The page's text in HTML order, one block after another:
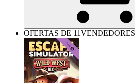
OFERTAS DE 11VENDEDORES